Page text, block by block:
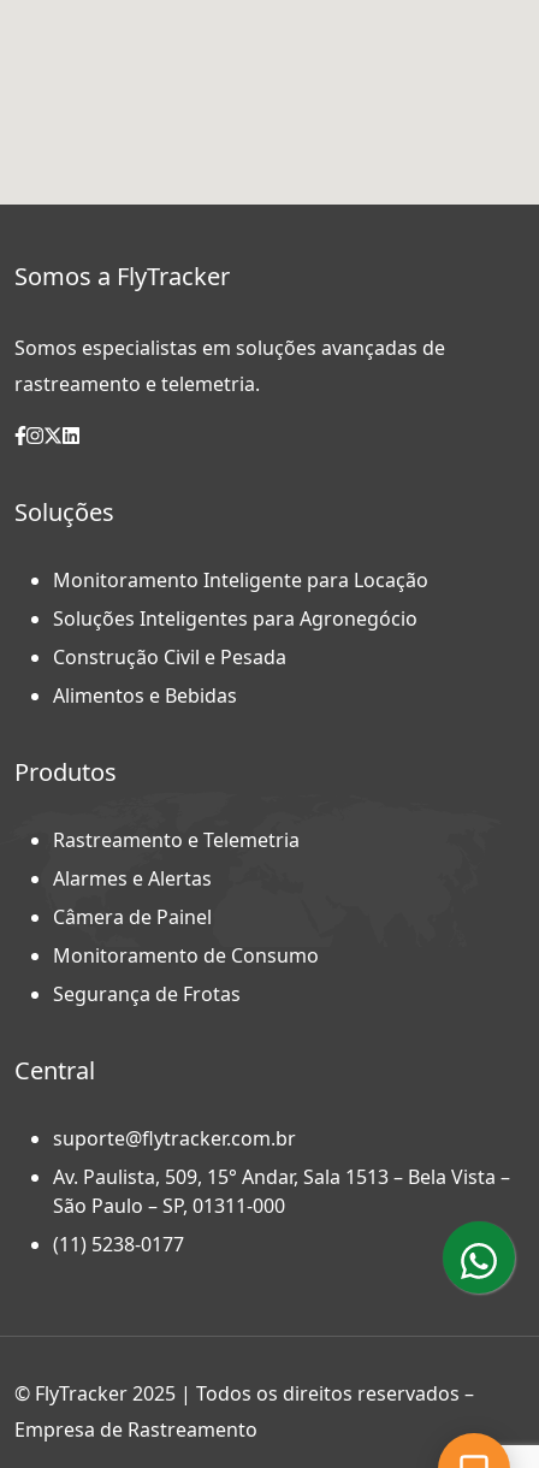
Somos a FlyTracker
Somos especialistas em soluções avançadas de
rastreamento e telemetria.
Soluções
Monitoramento Inteligente para Locação
Soluções Inteligentes para Agronegócio
Construção Civil e Pesada
Alimentos e Bebidas
Produtos
Rastreamento e Telemetria
Alarmes e Alertas
Câmera de Painel
Monitoramento de Consumo
Segurança de Frotas
Central
suporte@flytracker.com.br
Av. Paulista, 509, 15° Andar, Sala 1513 – Bela Vista –
São Paulo – SP, 01311-000
(11) 5238-0177
© FlyTracker 2025 | Todos os direitos reservados –
Empresa de Rastreamento